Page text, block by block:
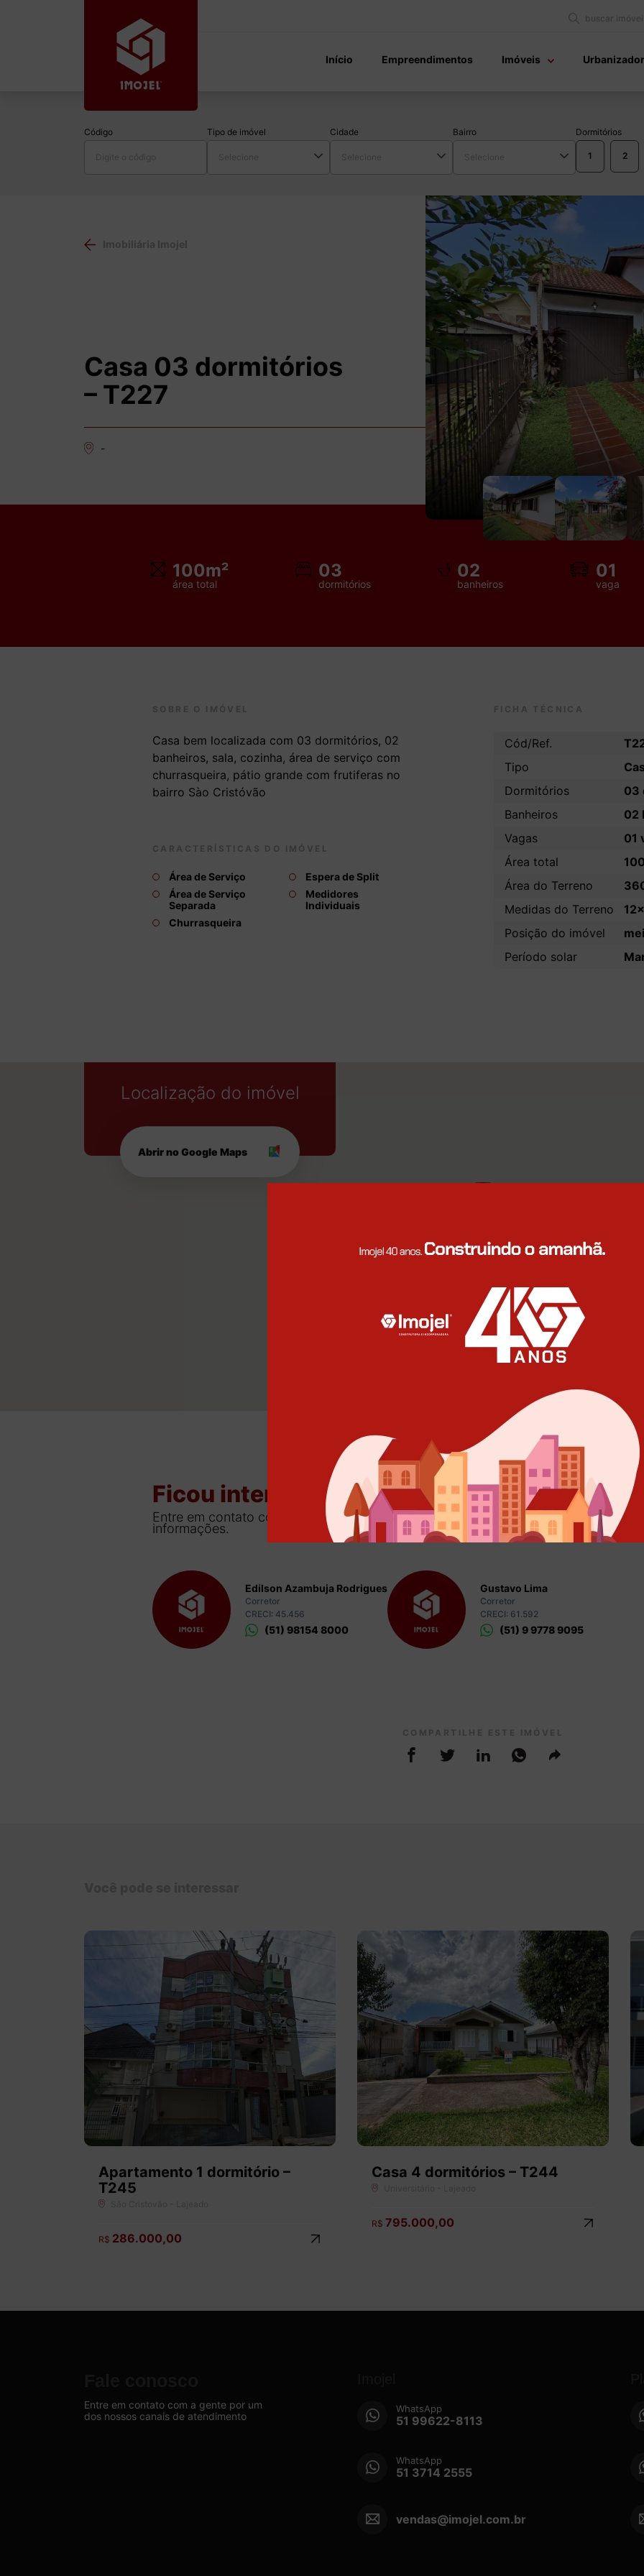
Início Empreendimentos Imóveis
Código Tipo de imóvel Cidade Bairro Dormitórios
1 2
Casa 03 dormitórios
– T227
-
100m²
área total
03
dormitórios
02
banheiros
01
vaga
Casa bem localizada com 03 dormitórios, 02
banheiros, sala, cozinha, área de serviço com
churrasqueira, pátio grande com frutiferas no
bairro Sào Cristóvão
Área de Serviço
Área de Serviço
Separada
Churrasqueira
Espera de Split
Medidores
Individuais
Cód/Ref.
Tipo
Dormitórios
03
Banheiros
02
Vagas
01
Área total
Área do Terreno
Medidas do Terreno
Posição do imóvel
Período solar
Localização do imóvel
Abrir no Google Maps
Ficou interessado?
Entre em contato com um de nossos corretores para mais
informações.
Edilson Azambuja Rodrigues
Corretor
CRECI: 45.456
(51) 98154 8000
Gustavo Lima
Corretor
CRECI: 61.592
(51) 9 9778 9095
Apartamento 1 dormitório –
T245
R$ 286.000,00
Casa 4 dormitórios – T244
R$ 795.000,00
Entre em contato com a gente por um
dos nossos canais de atendimento
WhatsApp
51 99622-8113
WhatsApp
51 3714 2555
vendas@imojel.com.br